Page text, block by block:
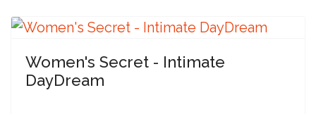
Women's Secret - Intimate
DayDream